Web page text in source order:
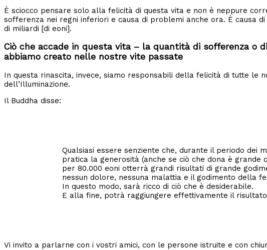
È sciocco pensare solo alla felicità di questa vita e non è neppure
sofferenza nei regni inferiori e causa di problemi anche ora. È causa
di miliardi [di eoni].
Ciò che accade in questa vita – la quantità di sofferenza o
abbiamo creato nelle nostre vite passate
In questa rinascita, invece, siamo responsabili della felicità di tutte
dell’Illuminazione.
Il Buddha disse:
Qualsiasi essere senziente che, durante il periodo dei
pratica la generosità (anche se ciò che dona è grande
per 80.000 eoni otterrà grandi risultati di grande
nessun dolore, nessuna malattia e il godimento della
In questo modo, sarà ricco di ciò che è desiderabile.
E alla fine, potrà raggiungere effettivamente il
Vi invito a parlarne con i vostri amici, con le persone istruite e con